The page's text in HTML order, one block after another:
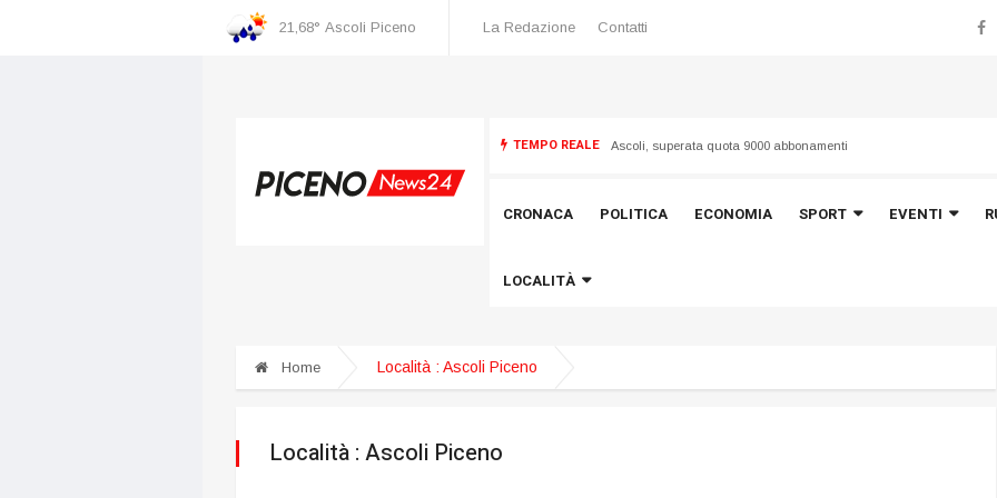
21,68° Ascoli Piceno La Redazione Contatti
TEMPO REALE
Incidente nella zona industriale, una persona ricoverata al “Torrette” Ascoli, superata quota 9000 abbonamenti
CRONACA POLITICA ECONOMIA SPORT EVENTI
LOCALITÀ
Home Località : Ascoli Piceno
Località : Ascoli Piceno